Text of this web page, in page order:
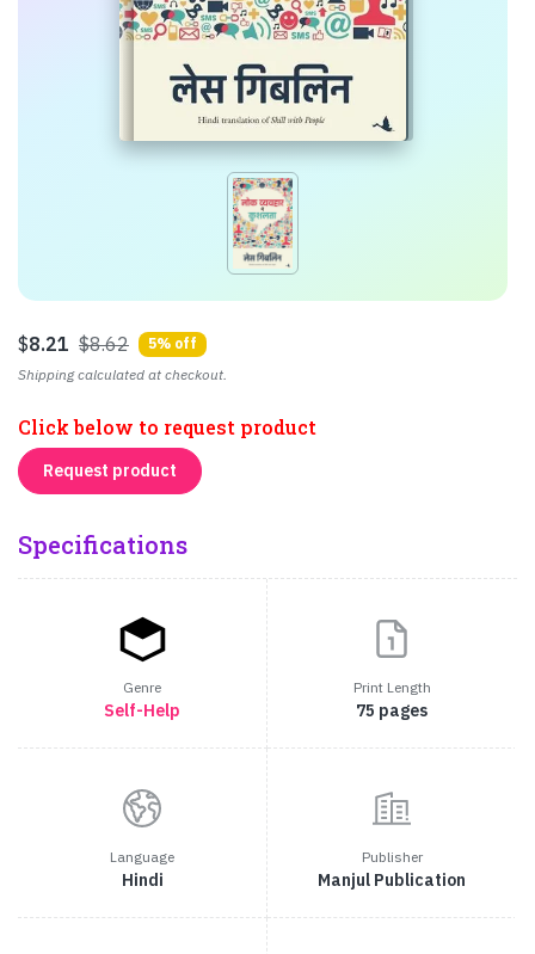
$8.21 $8.62
5% off
Shipping calculated at checkout.
Click below to request product
Request product
Specifications
Genre
Self-Help
Print Length
75 pages
Language
Hindi
Publisher
Manjul Publication